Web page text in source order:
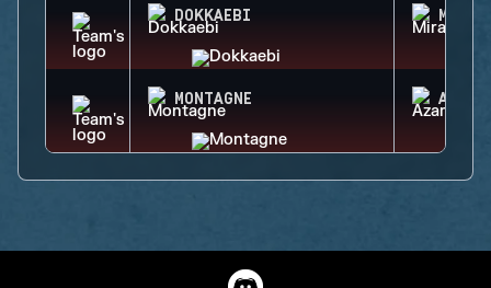
DOKKAEBI MIRA
MONTAGNE AZAMI